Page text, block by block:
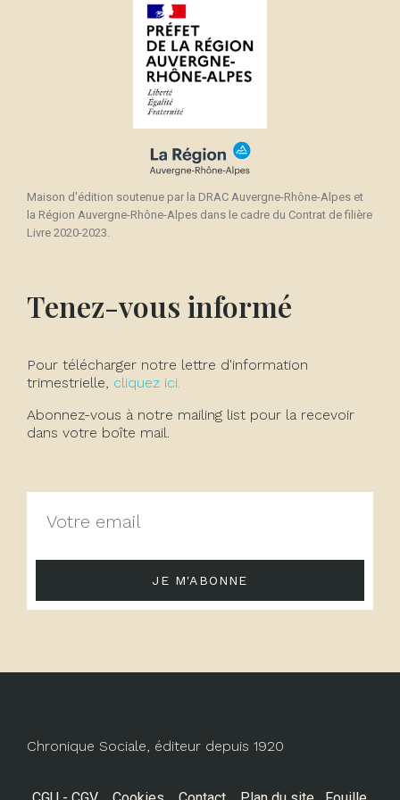
Maison d'édition soutenue par la DRAC Auvergne-Rhône-Alpes et
la Région Auvergne-Rhône-Alpes dans le cadre du Contrat de filière
Livre 2020-2023.
Tenez-vous informé
Pour télécharger notre lettre d'information
trimestrielle, cliquez ici.
Abonnez-vous à notre mailing list pour la recevoir
dans votre boîte mail.
JE M'ABONNE
Chronique Sociale, éditeur depuis 1920